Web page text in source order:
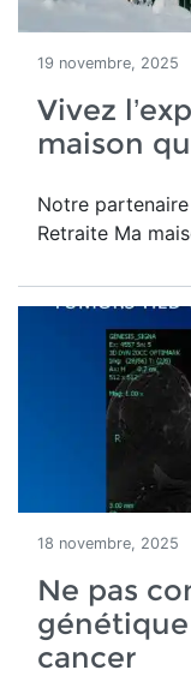
19 novembre, 2025
Vivez
maison
Notre
Retraite Ma
18 novembre, 2025
Ne pas
cancer